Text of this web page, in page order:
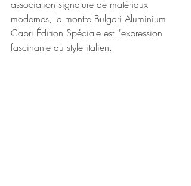
association signature de matériaux
modernes, la montre Bulgari Aluminium
Capri Édition Spéciale est l'expression
fascinante du style italien.